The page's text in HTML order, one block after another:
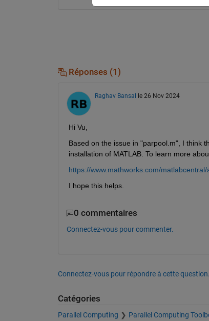
Réponses (1)
Raghav Bansal le 26 Nov 2024
Hi Vu,
Based on the issue in "parpool.m", I think
installation of MATLAB. To learn more
https://www.mathworks.com/
I hope this helps.
0 commentaires
Connectez-vous pour commenter.
Connectez-vous pour répondre à cette question.
Catégories
Parallel Computing Parallel Computing